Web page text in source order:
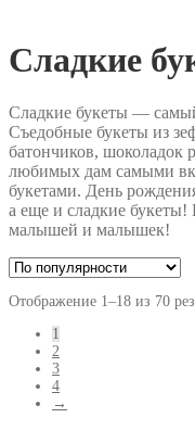
Сладкие
Сладкие букеты —
Съедобные букеты из
батончиков, шоколадок
любимых дам самыми
букетами. День
а еще и сладкие букеты!
малышей и малышек!
Отображение 1–18 из 70
1
2
3
4
→